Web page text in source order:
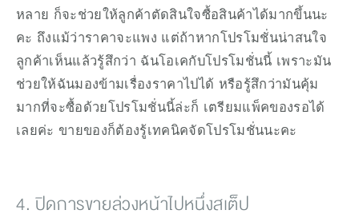
หลาย ก็จะช่วยให้ลูกค้าตัดสินใจซื้อสินค้าได้มากขึ้นนะ
คะ ถึงแม้ว่าราคาจะแพง แต่ถ้าหากโปรโมชั่นน่าสนใจ
ลูกค้าเห็นแล้วรู้สึกว่า ฉันโอเคกับโปรโมชั่นนี้ เพราะมัน
ช่วยให้ฉันมองข้ามเรื่องราคาไปได้ หรือรู้สึกว่ามันคุ้ม
มากที่จะซื้อด้วยโปรโมชั่นนี้ล่ะก็ เตรียมแพ็คของรอได้
เลยค่ะ ขายของก็ต้องรู้เทคนิคจัดโปรโมชั่นนะคะ
4. ปิดการขายล่วงหน้าไปหนึ่งสเต็ป